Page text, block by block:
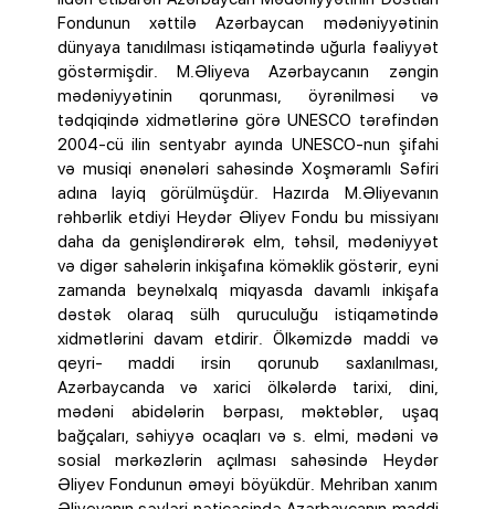
Fondunun xəttilə Azərbaycan mədəniyyətinin
dünyaya tanıdılması istiqamətində uğurla fəaliyyət
göstərmişdir. M.Əliyeva Azərbaycanın zəngin
mədəniyyətinin qorunması, öyrənilməsi və
tədqiqində xidmətlərinə görə UNESCO tərəfindən
2004-cü ilin sentyabr ayında UNESCO-nun şifahi
və musiqi ənənələri sahəsində Xoşməramlı Səfiri
adına layiq görülmüşdür. Hazırda M.Əliyevanın
rəhbərlik etdiyi Heydər Əliyev Fondu bu missiyanı
daha da genişləndirərək elm, təhsil, mədəniyyət
və digər sahələrin inkişafına köməklik göstərir, eyni
zamanda beynəlxalq miqyasda davamlı inkişafa
dəstək olaraq sülh quruculuğu istiqamətində
xidmətlərini davam etdirir. Ölkəmizdə maddi və
qeyri- maddi irsin qorunub saxlanılması,
Azərbaycanda və xarici ölkələrdə tarixi, dini,
mədəni abidələrin bərpası, məktəblər, uşaq
bağçaları, səhiyyə ocaqları və s. elmi, mədəni və
sosial mərkəzlərin açılması sahəsində Heydər
Əliyev Fondunun əməyi böyükdür. Mehriban xanım